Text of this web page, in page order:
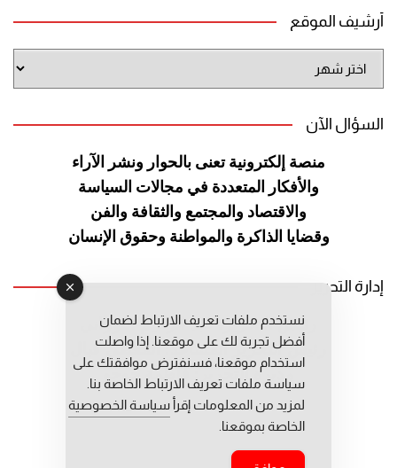
أرشيف الموقع
الموقع
السؤال الآن
منصة إلكترونية تعنى بالحوار ونشر الآراء
والأفكار المتعددة في مجالات السياسة
والاقتصاد والمجتمع والثقافة والفن
وقضايا الذاكرة والمواطنة وحقوق الإنسان
إدارة التحرير
رئيس التحرير: عبد الرحيم التوراني
رئيس التحرير المساعد: المعطي قبال
مديرة التحرير: فاطمة حوحو
نستخدم ملفات تعريف الارتباط لضمان
أفضل تجربة لك على موقعنا. إذا واصلت
استخدام موقعنا، فسنفترض موافقتك على
سياسة ملفات تعريف الارتباط الخاصة بنا.
لمزيد من المعلومات إقرأ سياسة الخصوصية
الخاصة بموقعنا.